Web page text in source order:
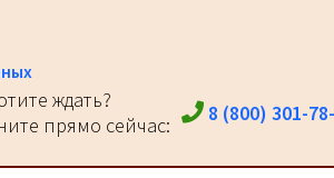
ждать?
прямо сейчас:
8 (800) 301-